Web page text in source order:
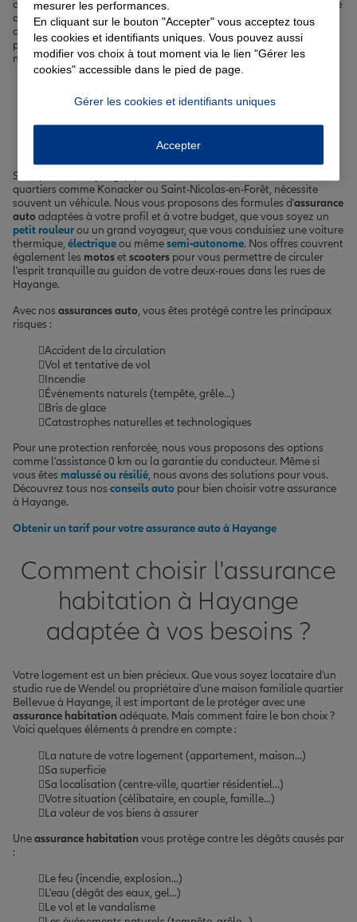
comme le Konacker ou Marspich, nous nous adaptons à votre mode
de vie. Nosassurances auto, habitation, santé et emprunteurvous
accompagnent au quotidien pour vous permettre de profiter
pleinement de la vie à Hayange, ville dynamique offrant de
nombreux services et activités à ses habitants.
Votre assurance auto, moto
ou scooter à Hayange
Se déplacer à Hayange, que ce soit dans le centre-ville ou dans les
quartiers comme Konacker ou Saint-Nicolas-en-Forêt, nécessite
souvent un véhicule. Nous vous proposons des formules d'assurance
auto adaptées à votre profil et à votre budget, que vous soyez un
petit rouleurou un grand voyageur, que vous conduisiez une voiture
thermique, électriqueou mêmesemi-autonome. Nos offres couvrent
également les motoset scooters pour vous permettre de circuler
l'esprit tranquille au guidon de votre deux-roues dans les rues de
Hayange.
Avec nos assurances auto, vous êtes protégé contre les principaux
risques :
Accident de la circulation
Vol et tentative de vol
Incendie
Événements naturels (tempête, grêle...)
Bris de glace
Catastrophes naturelles et technologiques
Pour une protection renforcée, nous vous proposons des options
comme l'assistance 0 km ou la garantie du conducteur. Même si
vous êtes malussé ou résilié, nous avons des solutions pour vous.
Découvrez tous nos conseils auto pour bien choisir votre assurance
à Hayange.
Obtenir un tarif pour votre assurance auto à Hayange
Comment choisir l'assurance
habitation à Hayange
adaptée à vos besoins ?
Votre logement est un bien précieux. Que vous soyez locataire d'un
studio rue de Wendel ou propriétaire d'une maison familiale quartier
Bellevue à Hayange, il est important de le protéger avec une
assurance habitation adéquate. Mais comment faire le bon choix ?
Voici quelques éléments à prendre en compte :
La nature de votre logement (appartement, maison...)
Sa superficie
Sa localisation (centre-ville, quartier résidentiel...)
Votre situation (célibataire, en couple, famille...)
La valeur de vos biens à assurer
Uneassurance habitation vous protège contre les dégâts causés par
:
Le feu (incendie, explosion...)
L'eau (dégât des eaux, gel...)
Le vol et le vandalisme
mesurer les performances.
En cliquant sur le bouton "Accepter" vous acceptez tous
les cookies et identifiants uniques. Vous pouvez aussi
modifier vos choix à tout moment via le lien "Gérer les
cookies" accessible dans le pied de page.
Gérer les cookies et identifiants uniques
Accepter